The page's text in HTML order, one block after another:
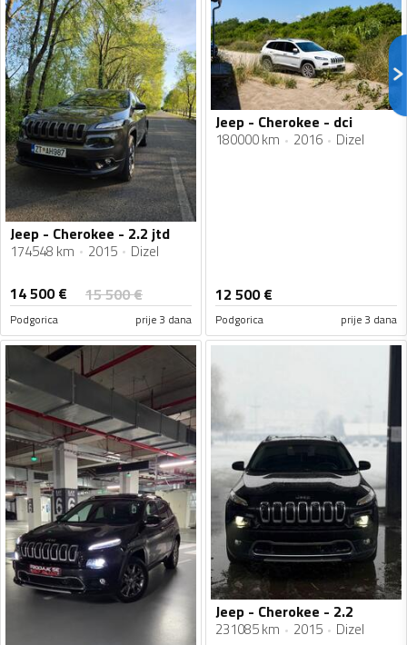
Jeep - Cherokee - 2.2 jtd
174548 km 2015 Dizel
14 500€ 15 500€
Podgorica prije 3 dana
Jeep - Cherokee - dci
180000 km 2016 Dizel
12 500€
Podgorica prije 3 dana
Jeep - Cherokee - 2.2
231085 km 2015 Dizel